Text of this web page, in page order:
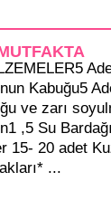
Kabuğu5
ve zarı
,5 Su
15- 20 adet
...